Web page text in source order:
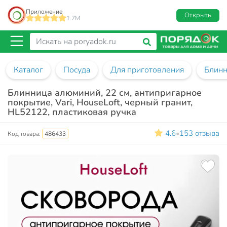
Приложение
1.7M
Открыть
Каталог Посуда Для приготовления
Блинница алюминий, 22 см, антипригарное
покрытие, Vari, HouseLoft, черный гранит,
HL52122, пластиковая ручка
Код товара: 486433 4.6•153 отзыва